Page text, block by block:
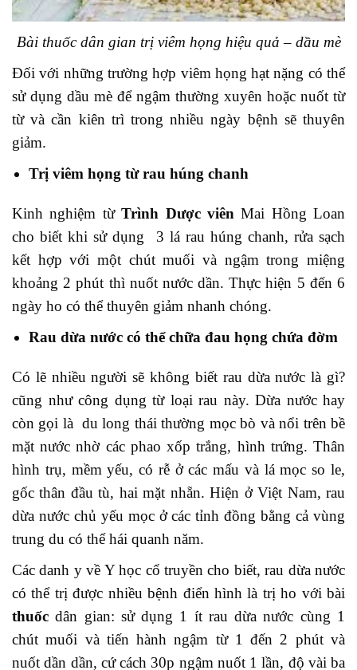
Bài thuốc dân gian trị viêm họng hiệu quả – dầu mè
Đối với những trường hợp viêm họng hạt nặng có thể
sử dụng dầu mè để ngậm thường xuyên hoặc nuốt từ
từ và cần kiên trì trong nhiều ngày bệnh sẽ thuyên
giảm.
Trị viêm họng từ rau húng chanh
Kinh nghiệm từTrình Dược viên Mai Hồng Loan
cho biết khi sử dụng 3 lá rau húng chanh, rửa sạch
kết hợp với một chút muối và ngậm trong miệng
khoảng 2 phút thì nuốt nước dần. Thực hiện 5 đến 6
ngày ho có thể thuyên giảm nhanh chóng.
Rau dừa nước có thể chữa đau họng chứa đờm
Có lẽ nhiều người sẽ không biết rau dừa nước là gì?
cũng như công dụng từ loại rau này. Dừa nước hay
còn gọi là du long thái thường mọc bò và nổi trên bề
mặt nước nhờ các phao xốp trắng, hình trứng. Thân
hình trụ, mềm yếu, có rễ ở các mấu và lá mọc so le,
gốc thân đầu tù, hai mặt nhẵn. Hiện ở Việt Nam, rau
dừa nước chủ yếu mọc ở các tỉnh đồng bằng cả vùng
trung du có thể hái quanh năm.
Các danh y về Y học cổ truyền cho biết, rau dừa nước
có thể trị được nhiều bệnh điển hình là trị ho với bài
thuốc dân gian: sử dụng 1 ít rau dừa nước cùng 1
chút muối và tiến hành ngậm từ 1 đến 2 phút và
nuốt dần dần, cứ cách 30p ngậm nuốt 1 lần, độ vài ba